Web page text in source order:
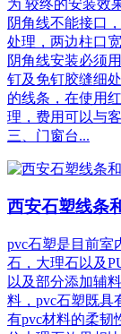
为 较终的安装效
阴角线不能接口
处理，两边柱口
阴角线安装必须
钉及免钉胶缝细
的线条，在使用
理，费用可以与
三、门窗台...
西安石塑线条
pvc石塑是目前室
石，大理石以及
以及部分添加辅
料，pvc石塑既具
有pvc材料的柔韧